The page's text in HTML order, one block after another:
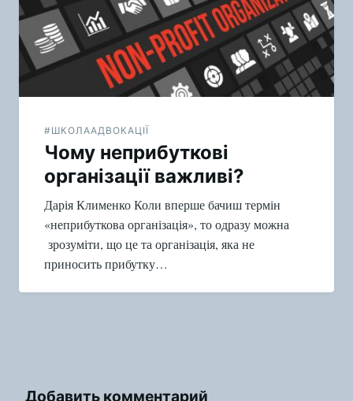
#ШКОЛААДВОКАЦІЇ
Чому неприбуткові
організації важливі?
Дарія Клименко Коли вперше бачиш термін
«неприбуткова організація», то одразу можна
зрозуміти, що це та організація, яка не
приносить прибутку…
Добавить комментарий